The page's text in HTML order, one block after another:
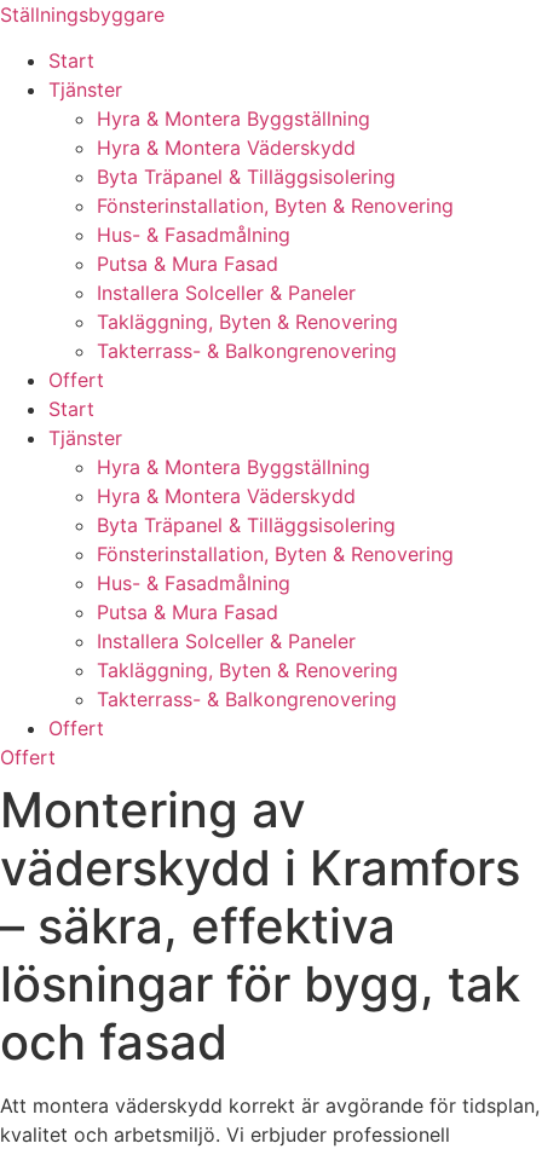
Skip
content
Ställningsbyggare
Start
Tjänster
Hyra & Montera Byggställning
Hyra & Montera Väderskydd
Byta Träpanel & Tilläggsisolering
Fönsterinstallation, Byten & Renovering
Hus- & Fasadmålning
Putsa & Mura Fasad
Installera Solceller & Paneler
Takläggning, Byten & Renovering
Takterrass- & Balkongrenovering
Offert
Start
Tjänster
Hyra & Montera Byggställning
Hyra & Montera Väderskydd
Byta Träpanel & Tilläggsisolering
Fönsterinstallation, Byten & Renovering
Hus- & Fasadmålning
Putsa & Mura Fasad
Installera Solceller & Paneler
Takläggning, Byten & Renovering
Takterrass- & Balkongrenovering
Offert
Offert
Montering av
väderskydd i Kramfors
– säkra, effektiva
lösningar för bygg, tak
och fasad
Att montera väderskydd korrekt är avgörande för tidsplan,
kvalitet och arbetsmiljö. Vi erbjuder professionell